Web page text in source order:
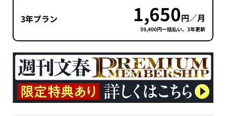
3年プラン 1,650円／月
59,400円一括払い、3年更新